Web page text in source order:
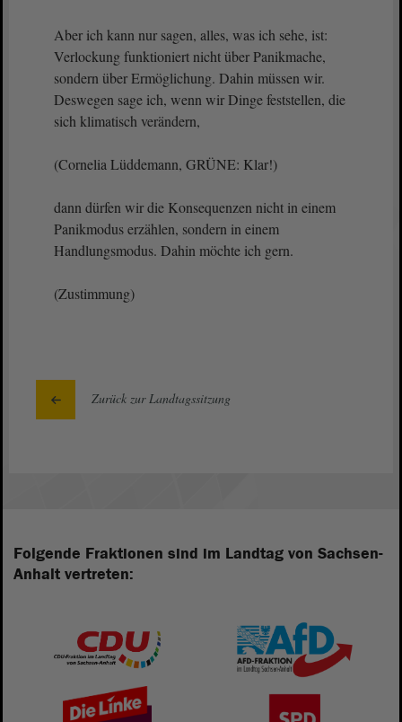
Aber ich kann nur sagen, alles, was ich sehe, ist:
Verlockung funktioniert nicht über Panikmache,
sondern über Ermöglichung. Dahin müssen wir.
Deswegen sage ich, wenn wir Dinge feststellen, die
sich klimatisch verändern,
(Cornelia Lüddemann, GRÜNE: Klar!)
dann dürfen wir die Konsequenzen nicht in einem
Panikmodus erzählen, sondern in einem
Handlungsmodus. Dahin möchte ich gern.
(Zustimmung)
Zurück zur Landtagssitzung
Folgende Fraktionen sind im Landtag von Sachsen-
Anhalt vertreten: